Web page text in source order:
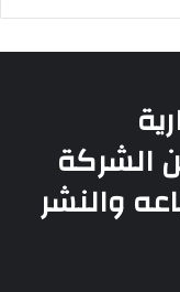
الشركة
والنشر